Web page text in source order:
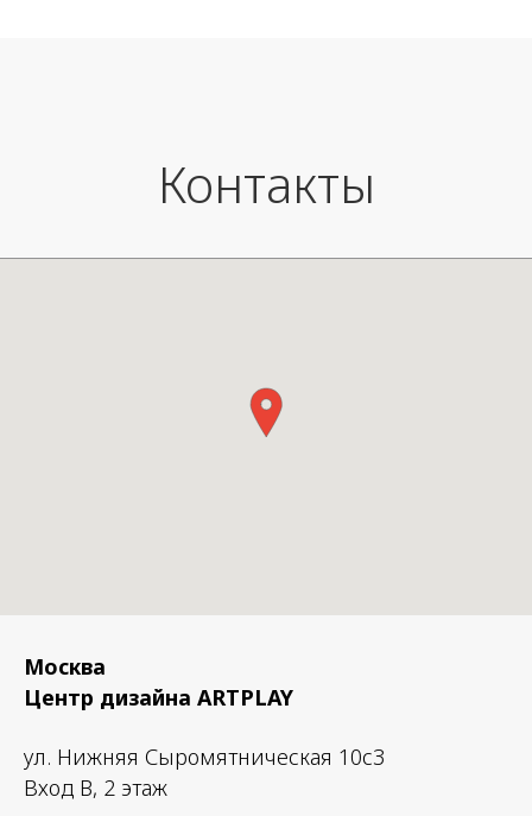
Контакты
Москва
Центр дизайна ARTPLAY
ул. Нижняя Сыромятническая 10с3
Вход B, 2 этаж